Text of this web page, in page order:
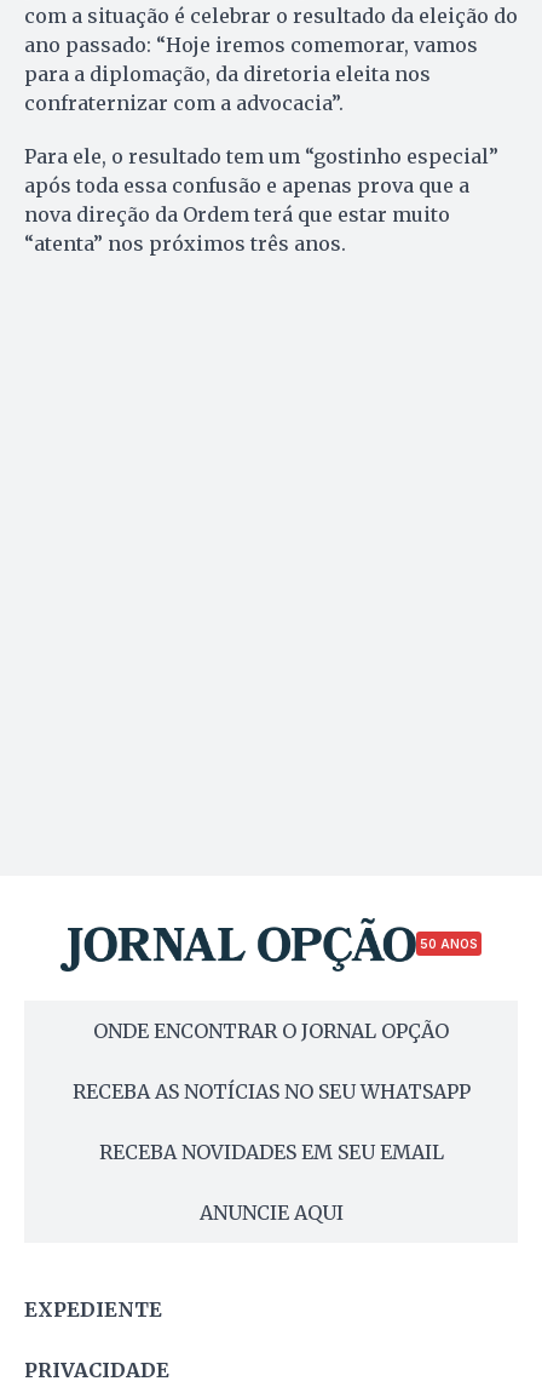
com a situação é celebrar o resultado da eleição do
ano passado: “Hoje iremos comemorar, vamos
para a diplomação, da diretoria eleita nos
confraternizar com a advocacia”.
Para ele, o resultado tem um “gostinho especial”
após toda essa confusão e apenas prova que a
nova direção da Ordem terá que estar muito
“atenta” nos próximos três anos.
50 ANOS
ONDE ENCONTRAR O JORNAL OPÇÃO
RECEBA AS NOTÍCIAS NO SEU WHATSAPP
RECEBA NOVIDADES EM SEU EMAIL
ANUNCIE AQUI
EXPEDIENTE
PRIVACIDADE